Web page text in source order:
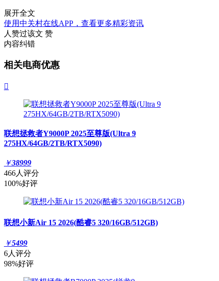
展开全文
使用中关村在线APP，查看更多精彩资讯
人赞过该文 赞
内容纠错
相关电商优惠

联想拯救者Y9000P 2025至尊版(Ultra 9
275HX/64GB/2TB/RTX5090)
￥38999
466人评分
100%好评
联想小新Air 15 2026(酷睿5 320/16GB/512GB)
￥5499
6人评分
98%好评